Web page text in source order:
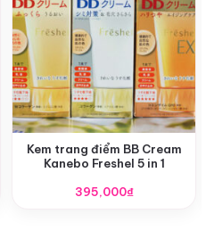
Kem trang điểm BB Cream
Kanebo Freshel 5 in 1
395,000₫